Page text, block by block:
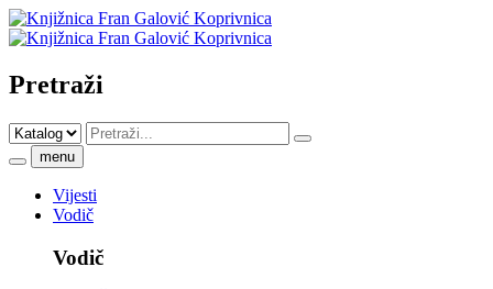
Pretraži
menu
Vijesti
Vodič
Vodič